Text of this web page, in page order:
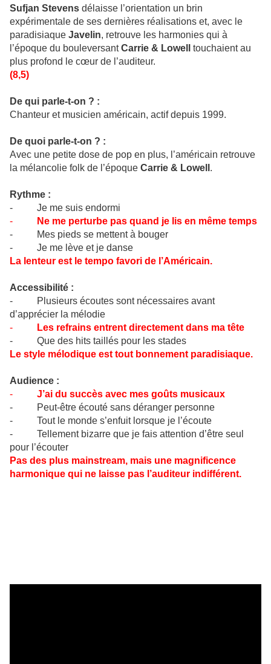
Sufjan Stevens délaisse l’orientation un brin
expérimentale de ses dernières réalisations et, avec le
paradisiaque Javelin, retrouve les harmonies qui à
l’époque du bouleversantCarrie & Lowell touchaient au
plus profond le cœur de l’auditeur.
(8,5)
De qui parle-t-on ? :
Chanteur et musicien américain, actif depuis 1999.
De quoi parle-t-on ? :
Avec une petite dose de pop en plus, l’américain retrouve
la mélancolie folk de l’époque Carrie & Lowell .
Rythme :
- Je me suis endormi
-
Ne me perturbe pas quand je lis en même temps
- Mes pieds se mettent à bouger
- Je me lève et je danse
La lenteur est le tempo favori de l’Américain.
Accessibilité :
- Plusieurs écoutes sont nécessaires avant
d’apprécier la mélodie
-
Les refrains entrent directement dans ma tête
- Que des hits taillés pour les stades
Le style mélodique est tout bonnement paradisiaque.
Audience :
- J’ai du succès avec mes goûts musicaux
- Peut-être écouté sans déranger personne
- Tout le monde s’enfuit lorsque je l’écoute
- Tellement bizarre que je fais attention d’être seul
pour l’écouter
Pas des plus mainstream, mais une magnificence
harmonique qui ne laisse pas l’auditeur indifférent.